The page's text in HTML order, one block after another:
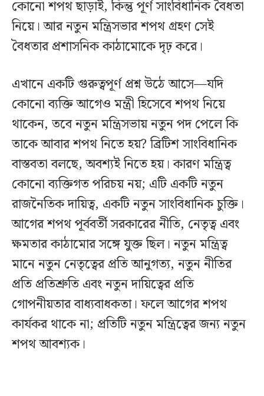
কোনো শপথ ছাড়াই, কিন্তু পূর্ণ সাংবিধানিক বৈধতা
নিয়ে। আর নতুন মন্ত্রিসভার শপথ গ্রহণ সেই
বৈধতার প্রশাসনিক কাঠামোকে দৃঢ় করে।
এখানে একটি গুরুত্বপূর্ণ প্রশ্ন উঠে আসে—যদি
কোনো ব্যক্তি আগেও মন্ত্রী হিসেবে শপথ নিয়ে
থাকেন, তবে নতুন মন্ত্রিসভায় নতুন পদ পেলে কি
তাকে আবার শপথ নিতে হয়? ব্রিটিশ সাংবিধানিক
বাস্তবতা বলছে, অবশ্যই নিতে হয়। কারণ মন্ত্রিত্ব
কোনো ব্যক্তিগত পরিচয় নয়; এটি একটি নতুন
রাজনৈতিক দায়িত্ব, একটি নতুন সাংবিধানিক চুক্তি।
আগের শপথ পূর্ববর্তী সরকারের নীতি, নেতৃত্ব এবং
ক্ষমতার কাঠামোর সঙ্গে যুক্ত ছিল। নতুন মন্ত্রিত্ব
মানে নতুন নেতৃত্বের প্রতি আনুগত্য, নতুন নীতির
প্রতি প্রতিশ্রুতি এবং নতুন দায়িত্বের প্রতি
গোপনীয়তার বাধ্যবাধকতা। ফলে আগের শপথ
কার্যকর থাকে না; প্রতিটি নতুন মন্ত্রিত্বের জন্য নতুন
শপথ আবশ্যক।